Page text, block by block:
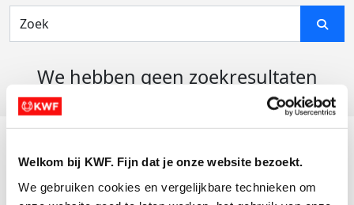
Welkom bij KWF. Fijn dat je onze website bezoekt.
We gebruiken cookies en vergelijkbare technieken om
We hebben geen zoekresultaten
Actiematerialen
Evenementen